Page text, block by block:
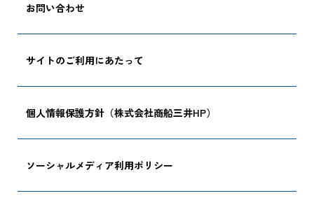
お問い合わせ
サイトのご利用にあたって
個人情報保護方針（株式会社商船三井HP）
ソーシャルメディア利用ポリシー